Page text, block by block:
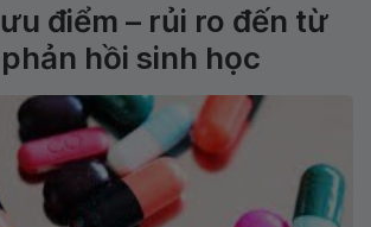
điểm – rủi ro đến từ
hồi sinh học